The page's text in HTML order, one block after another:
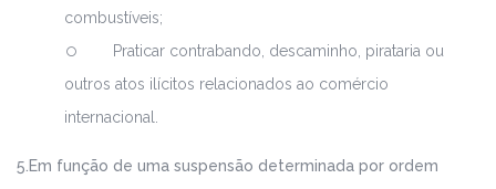
combustíveis;
Praticar contrabando, descaminho, pirataria ou
outros atos ilícitos relacionados ao comércio
internacional.
5.Em função de uma suspensão determinada por ordem